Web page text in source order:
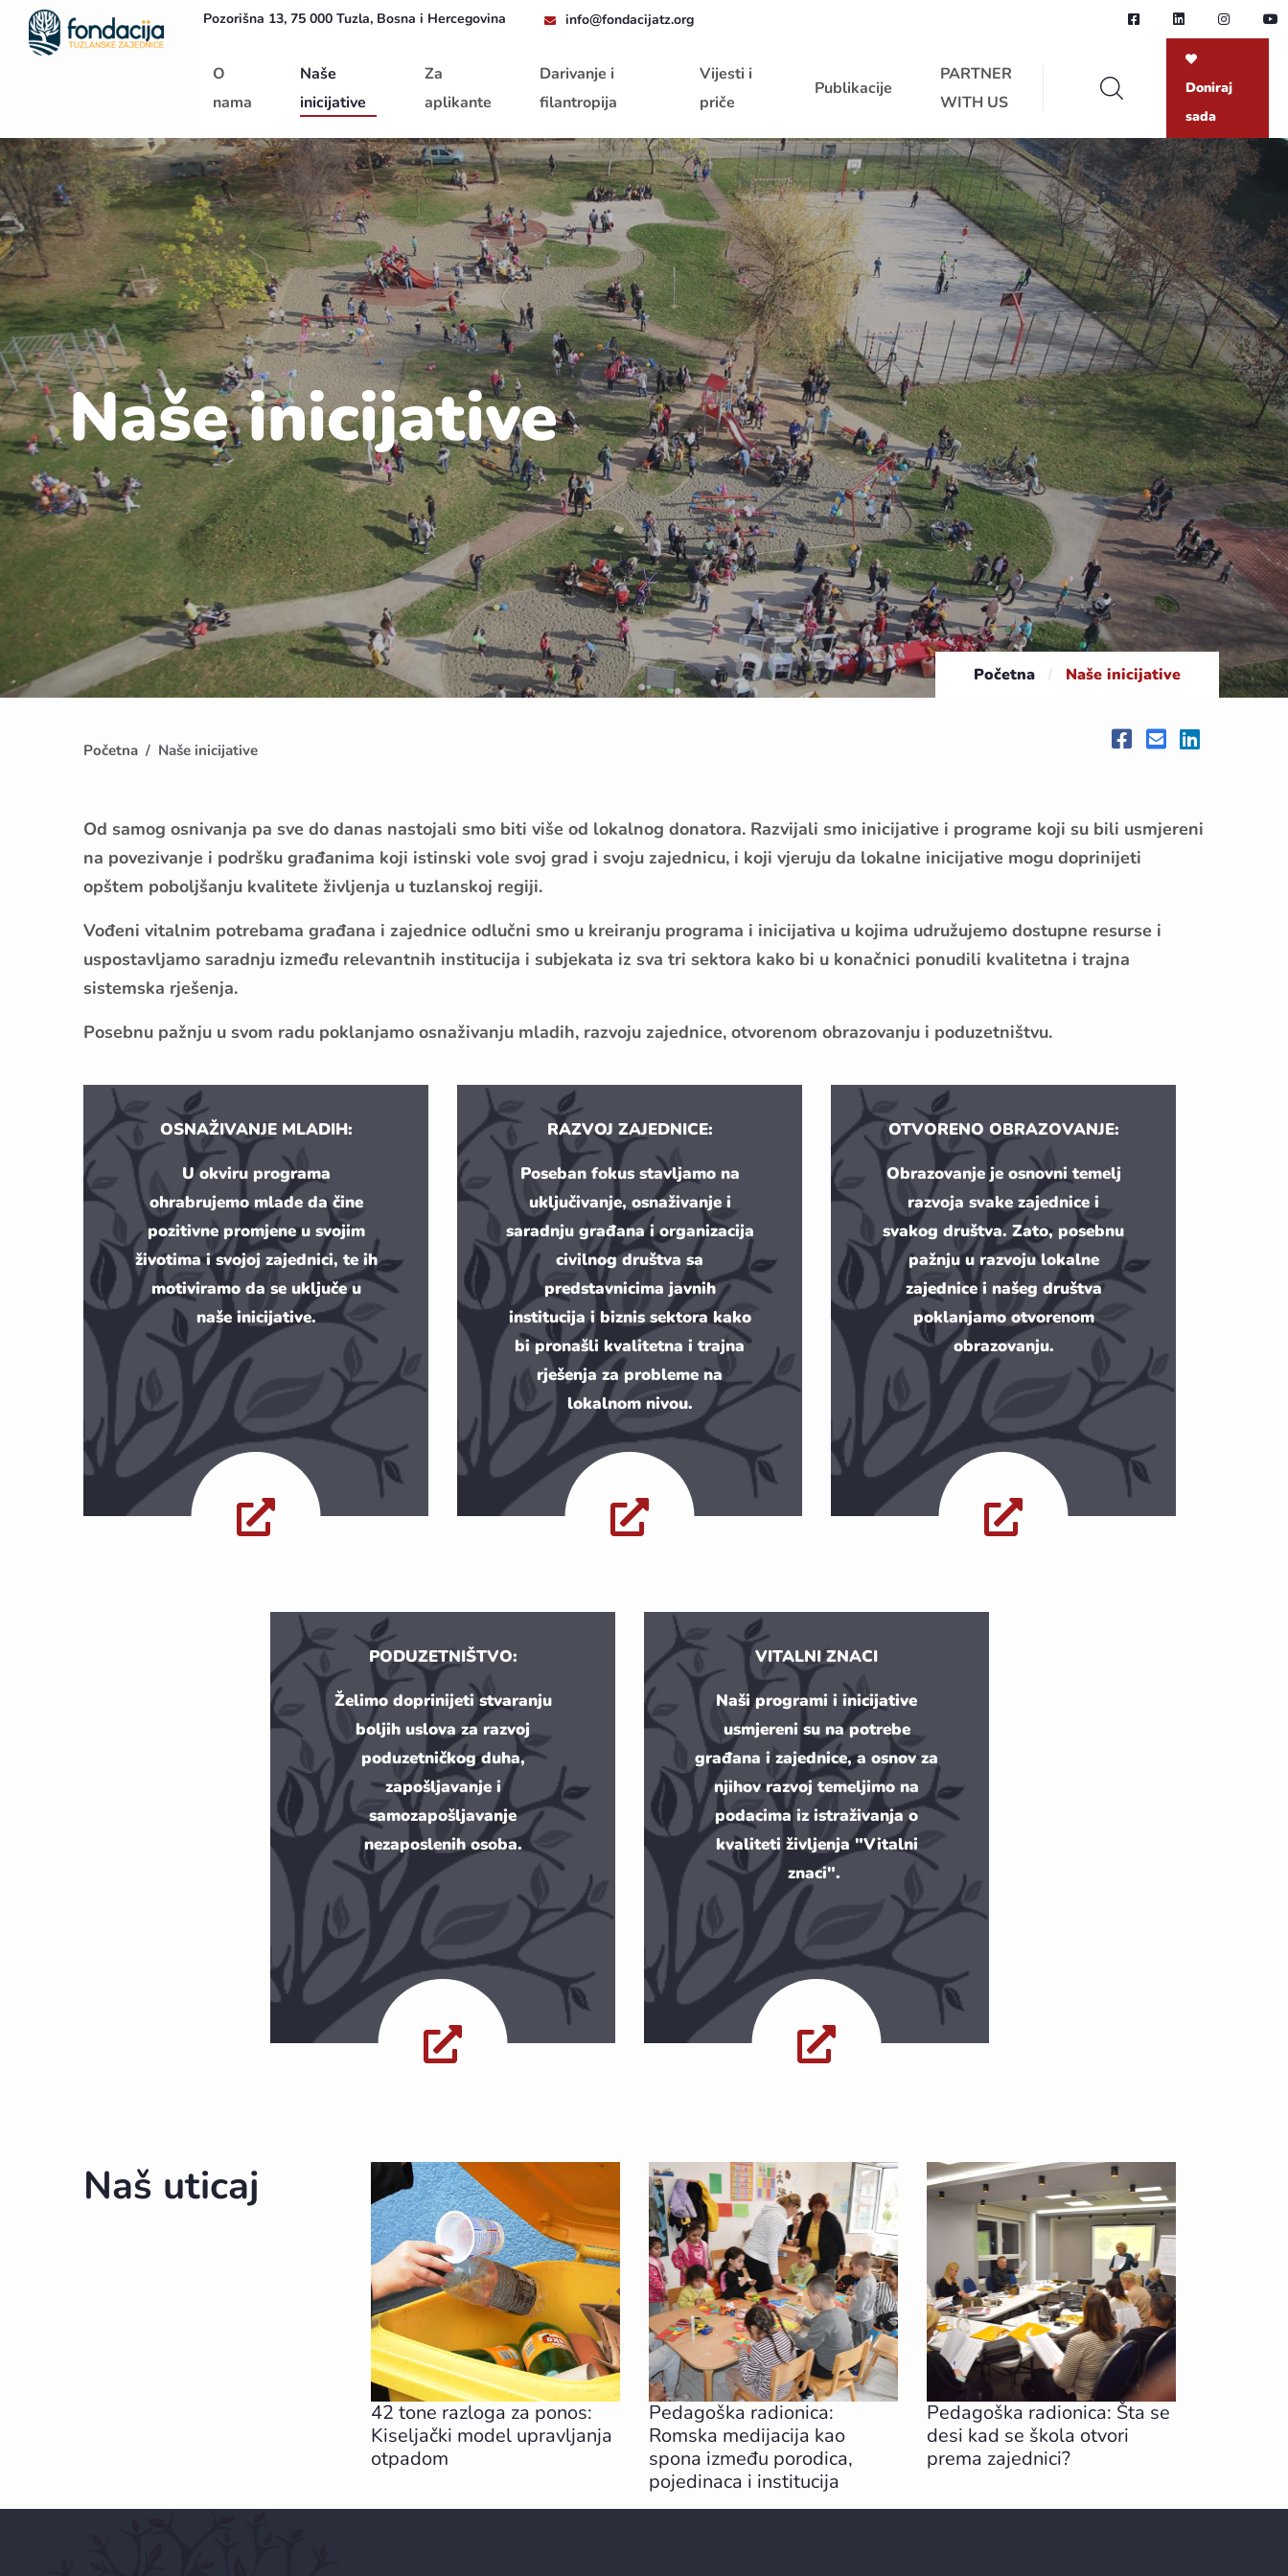
Početna Pozorišna 13, 75 000 Tuzla, Bosna i Hercegovina info@fondacijatz.org
O
nama
Naše
inicijative
Za
aplikante
Darivanje i
filantropija
Vijesti i
priče
Publikacije
PARTNER
WITH US
Doniraj
sada
Naše inicijative
Početna / Naše inicijative
Početna Naše inicijative
Od samog osnivanja pa sve do danas nastojali smo biti više od lokalnog donatora. Razvijali smo inicijative i programe koji su bili usmjereni
na povezivanje i podršku građanima koji istinski vole svoj grad i svoju zajednicu, i koji vjeruju da lokalne inicijative mogu doprinijeti
opštem poboljšanju kvalitete življenja u tuzlanskoj regiji.
Vođeni vitalnim potrebama građana i zajednice odlučni smo u kreiranju programa i inicijativa u kojima udružujemo dostupne resurse i
uspostavljamo saradnju između relevantnih institucija i subjekata iz sva tri sektora kako bi u konačnici ponudili kvalitetna i trajna
sistemska rješenja.
Posebnu pažnju u svom radu poklanjamo osnaživanju mladih, razvoju zajednice, otvorenom obrazovanju i poduzetništvu.
OSNAŽIVANJE MLADIH:
U okviru programa
ohrabrujemo mlade da čine
pozitivne promjene u svojim
životima i svojoj zajednici, te ih
motiviramo da se uključe u
naše inicijative.
RAZVOJ ZAJEDNICE:
Poseban fokus stavljamo na
uključivanje, osnaživanje i
saradnju građana i organizacija
civilnog društva sa
predstavnicima javnih
institucija i biznis sektora kako
bi pronašli kvalitetna i trajna
rješenja za probleme na
lokalnom nivou.
OTVORENO OBRAZOVANJE:
Obrazovanje je osnovni temelj
razvoja svake zajednice i
svakog društva. Zato, posebnu
pažnju u razvoju lokalne
zajednice i našeg društva
poklanjamo otvorenom
obrazovanju.
PODUZETNIŠTVO:
Želimo doprinijeti stvaranju
boljih uslova za razvoj
poduzetničkog duha,
zapošljavanje i
samozapošljavanje
nezaposlenih osoba.
VITALNI ZNACI
Naši programi i inicijative
usmjereni su na potrebe
građana i zajednice, a osnov za
njihov razvoj temeljimo na
podacima iz istraživanja o
kvaliteti življenja "Vitalni
znaci".
Naš uticaj
42 tone razloga za ponos:
Kiseljački model upravljanja
otpadom
Pedagoška radionica:
Romska medijacija kao
spona između porodica,
pojedinaca i institucija
Pedagoška radionica: Šta se
desi kad se škola otvori
prema zajednici?